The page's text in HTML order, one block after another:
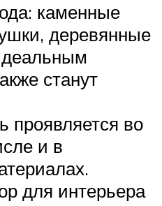
каменные
деревянные
станут
проявляется во
и в
для интерьера